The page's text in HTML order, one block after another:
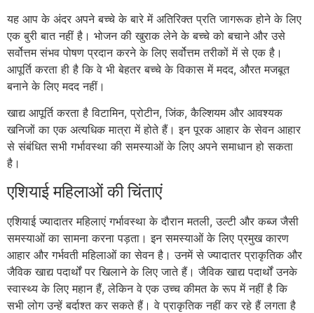
यह आप के अंदर अपने बच्चे के बारे में अतिरिक्त प्रति जागरूक होने के लिए
एक बुरी बात नहीं है। भोजन की खुराक लेने के बच्चे को बचाने और उसे
सर्वोत्तम संभव पोषण प्रदान करने के लिए सर्वोत्तम तरीकों में से एक है।
आपूर्ति करता ही है कि वे भी बेहतर बच्चे के विकास में मदद, औरत मजबूत
बनाने के लिए मदद नहीं।
खाद्य आपूर्ति करता है विटामिन, प्रोटीन, जिंक, कैल्शियम और आवश्यक
खनिजों का एक अत्यधिक मात्रा में होते हैं। इन पूरक आहार के सेवन आहार
से संबंधित सभी गर्भावस्था की समस्याओं के लिए अपने समाधान हो सकता
है।
एशियाई महिलाओं की चिंताएं
एशियाई ज्यादातर महिलाएं गर्भावस्था के दौरान मतली, उल्टी और कब्ज जैसी
समस्याओं का सामना करना पड़ता। इन समस्याओं के लिए प्रमुख कारण
आहार और गर्भवती महिलाओं का सेवन है। उनमें से ज्यादातर प्राकृतिक और
जैविक खाद्य पदार्थों पर खिलाने के लिए जाते हैं। जैविक खाद्य पदार्थों उनके
स्वास्थ्य के लिए महान हैं, लेकिन वे एक उच्च कीमत के रूप में नहीं है कि
सभी लोग उन्हें बर्दाश्त कर सकते हैं। वे प्राकृतिक नहीं कर रहे हैं लगता है